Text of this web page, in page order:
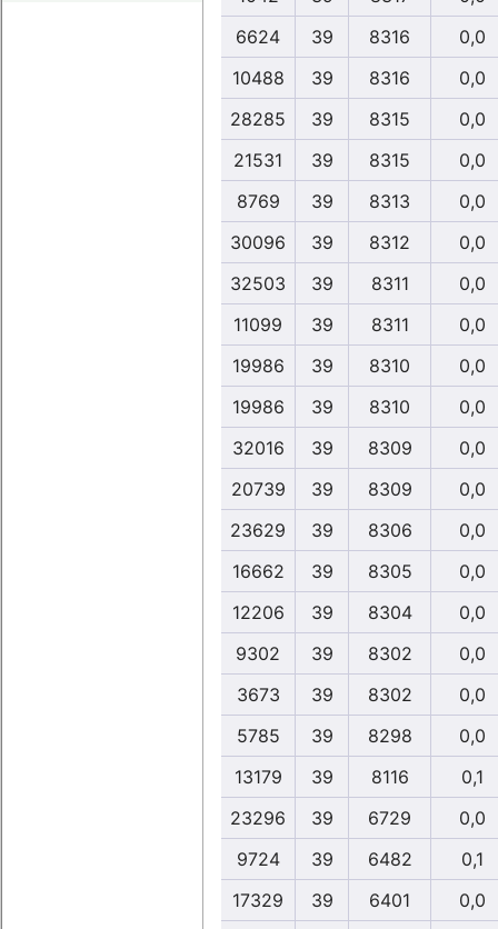
6624
39 8316
0,0
10488
39 8316
0,0
28285
39 8315
0,0
21531
39 8315
0,0
8769
39 8313
0,0
30096
39 8312
0,0
32503
39 8311
0,0
11099
39 8311
0,0
19986
39 8310
0,0
19986
39 8310
0,0
32016
39 8309
0,0
20739
39 8309
0,0
23629
39 8306
0,0
16662
39 8305
0,0
12206
39 8304
0,0
9302
39 8302
0,0
3673
39 8302
0,0
5785
39 8298
0,0
13179
39 8116
0,1
23296
39 6729
0,0
9724
39 6482
0,1
17329
39 6401
0,0